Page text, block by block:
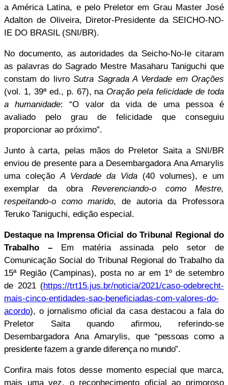
a América Latina, e pelo Preletor em Grau Master José
Adalton de Oliveira, Diretor-Presidente da SEICHO-NO-
IE DO BRASIL (SNI/BR).
No documento, as autoridades da Seicho-No-Ie citaram
as palavras do Sagrado Mestre Masaharu Taniguchi que
constam do livroSutra Sagrada A Verdade em Orações
(vol. 1, 39ª ed., p. 67), na Oração pela felicidade de toda
a humanidade: “O valor da vida de uma pessoa é
avaliado pelo grau de felicidade que conseguiu
proporcionar ao próximo”.
Junto à carta, pelas mãos do Preletor Saita a SNI/BR
enviou de presente para a Desembargadora Ana Amarylis
uma coleção A Verdade da Vida (40 volumes), e um
exemplar da obraReverenciando-o como Mestre,
respeitando-o como marido, de autoria da Professora
Teruko Taniguchi, edição especial.
Destaque na Imprensa Oficial do Tribunal Regional do
Trabalho – Em matéria assinada pelo setor de
Comunicação Social do Tribunal Regional do Trabalho da
15ª Região (Campinas), posta no ar em 1º de setembro
de 2021 (https://trt15.jus.br/noticia/2021/caso-odebrecht-
mais-cinco-entidades-sao-beneficiadas-com-valores-do-
acordo), o jornalismo oficial da casa destacou a fala do
Preletor Saita quando afirmou, referindo-se
Desembargadora Ana Amarylis, que“pessoas como a
presidente fazem a grande diferença no mundo”.
Confira mais fotos desse momento especial que marca,
mais uma vez, o reconhecimento oficial ao primoroso